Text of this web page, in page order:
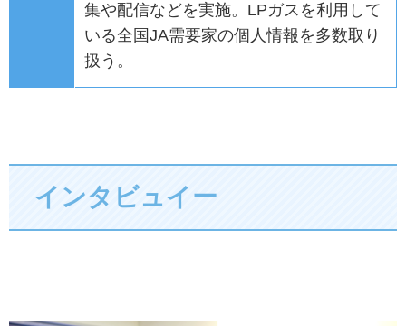
集や配信などを実施。LPガスを利用して
いる全国JA需要家の個人情報を多数取り
扱う。
インタビュイー